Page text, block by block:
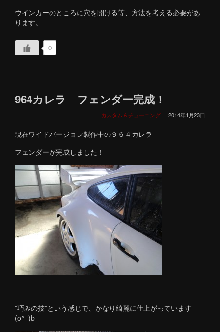
ウインカーのところに穴を開ける等、方法を考える必要があ
ります。
0
964カレラ フェンダー完成！
2014年1月23日
カスタム＆チューニング
現在ワイドバージョン製作中の９６４カレラ
フェンダーが完成しました！
”巧みの技”という感じで、かなり綺麗に仕上がっています
(o^-‘)b